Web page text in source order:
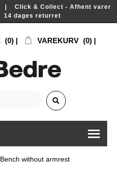
| Click & Collect - Afhent varer
dages returret
(0) VAREKURV (0)
without armrest